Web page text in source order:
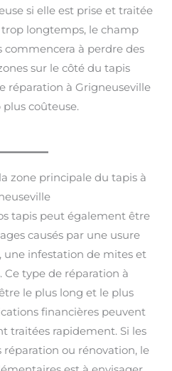
si elle est prise et traitée
trop longtemps, le champ
à perdre des
sur le côté du tapis
réparation à Grigneuseville
coûteuse.
zone principale du tapis à
tapis peut également être
causés par une usure
une infestation de mites et
Ce type de réparation à
le plus long et le plus
financières peuvent
traitées rapidement. Si les
réparation ou rénovation, le